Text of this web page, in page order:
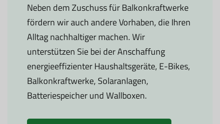
Neben dem Zuschuss für Balkonkraftwerke
fördern wir auch andere Vorhaben, die Ihren
Alltag nachhaltiger machen. Wir
unterstützen Sie bei der Anschaffung
energieeffizienter Haushaltsgeräte, E-Bikes,
Balkonkraftwerke, Solaranlagen,
Batteriespeicher und Wallboxen.